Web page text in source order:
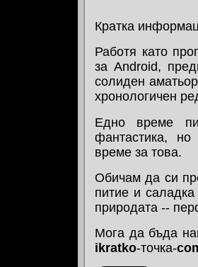
Кратка
Работя като
за Android,
солиден
хронологичен
Едно време
фантастика,
време за това.
Обичам да си
питие и
природата --
Мога да бъда
ikratko-точка-